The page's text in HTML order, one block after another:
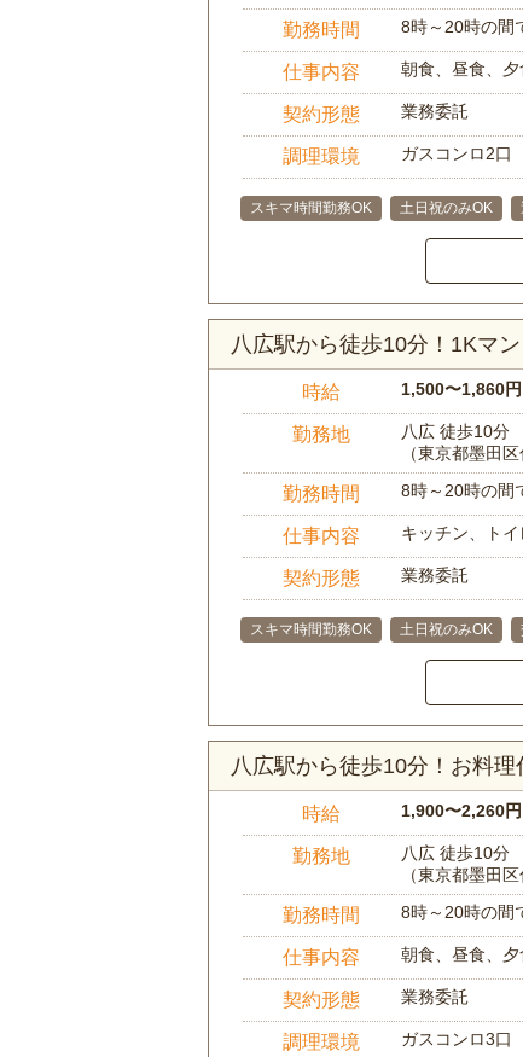
勤務時間 8時～20時の間
仕事内容 朝食、昼食、
契約形態 業務委託
調理環境 ガスコンロ2口
スキマ時間勤務OK 土日祝のみOK
八広駅から徒歩10分！1Kマ
時給 1,500〜1,860円
勤務地
八広 徒歩10分
（東京都墨田区
勤務時間 8時～20時の間
仕事内容 キッチン、ト
契約形態 業務委託
スキマ時間勤務OK 土日祝のみOK
八広駅から徒歩10分！お料理
時給 1,900〜2,260円
勤務地
八広 徒歩10分
（東京都墨田区
勤務時間 8時～20時の間
仕事内容 朝食、昼食、
契約形態 業務委託
調理環境 ガスコンロ3口